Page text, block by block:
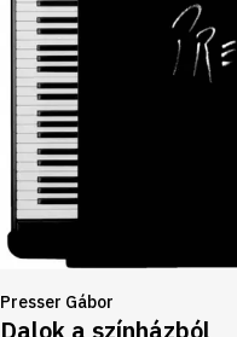
Presser Gábor
Dalok a színházból